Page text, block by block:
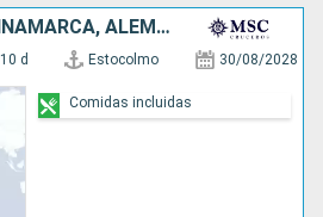
SUECIA, ESTONIA, DINAMARCA, ALEMANIA, ISLAS MALVINAS, NORUEGA
10 d Estocolmo 30/08/2028
Comidas incluidas